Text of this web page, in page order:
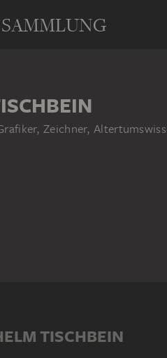
SAMMLUNG
Zeichner,
TISCHBEIN